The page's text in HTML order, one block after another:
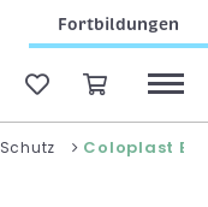
Fortbildungen
Schutz
Coloplast